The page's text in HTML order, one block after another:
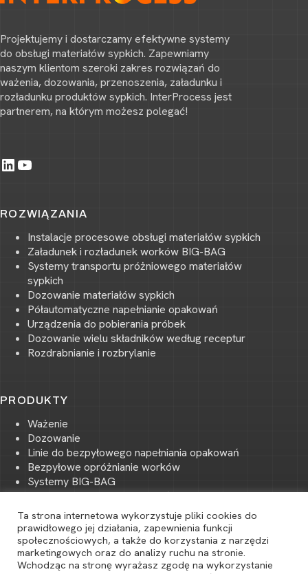
Projektujemy i dostarczamy efektywne systemy
do obsługi materiałów sypkich. Zapewniamy
naszym klientom szeroki zakres rozwiązań do
ważenia, dozowania, przenoszenia, załadunku i
rozładunku produktów sypkich. InterProcess jest
partnerem, na którym możesz polegać!
LinkedIn
YouTube
ROZWIĄZANIA
Instalacje procesowe obsługi materiałów sypkich
Załadunek i rozładunek worków BIG-BAG
Systemy transportu próżniowego materiałów
sypkich
Dozowanie materiałów sypkich
Półautomatyczne napełnianie opakowań
Urządzenia do pobierania próbek
Dozowanie wielu składników według receptur
Rozdrabnianie i rozbrylanie
PRODUKTY
Ważenie
Dozowanie
Linie do bezpyłowego napełniania opakowań
Bezpyłowe opróżnianie worków
Systemy BIG-BAG
Transport pneumatyczny próżniowy
(podciśnieniowy)
Transport pneumatyczny ciśnieniowy
Magazynowanie i transport surowców
Rozdrabnianie i przesiewanie materiałów sypkich
Mieszanie materiałów sypkich
Ta strona internetowa wykorzystuje pliki cookies do
prawidłowego jej działania, zapewnienia funkcji
społecznościowych, a także do korzystania z narzędzi
marketingowych oraz do analizy ruchu na stronie.
Wchodząc na stronę wyrażasz zgodę na wykorzystanie
p